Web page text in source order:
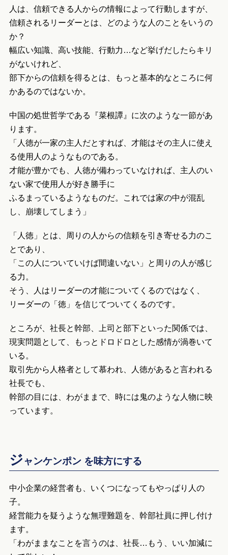
人は、信頼できる人からの情報によって行動しますが、
信頼されるリーダーとは、どのような人のことをいうの
か？
幅広い知識、高い技能、行動力…など挙げだしたらキリ
がないけれど、
部下からの信頼を得るとは、もっと基本的なところに何
かあるのではないか。
中国の処世哲学である『菜根譚』に次のような一節があ
ります。
「人徳が一家の主人だとすれば、才能はその主人に使え
る使用人のようなものである。
才能が豊かでも、人徳が備わっていなければ、主人のい
ない家で使用人が好き勝手に
ふるまっているようなものだ。これでは家の中が混乱
し、崩壊してしまう」
「人徳」とは、周りの人からの信頼を引き寄せる力のこ
とであり、
「この人についていけば間違いない」と周りの人が感じ
る力。
そう、人はリーダーの才能についてくるのではなく、
リーダーの「徳」を信じてついてくるのです。
ところが、社長と幹部、上司と部下といった関係では、
現実問題として、もっとドロドロとした感情が渦巻いて
いる。
取引先から人格者として慕われ、人徳があると言われる
社長でも、
幹部の目には、わがままで、時には鬼のような人物に映
っています。
ジャンケンポン を味方にする
中小企業の経営者も、いくつになってもやっぱり人の
子。
経営能力を疑うような無理難題を、幹部社員に押し付け
ます。
「わがままなことを言うのは、社長…もう、いい加減に